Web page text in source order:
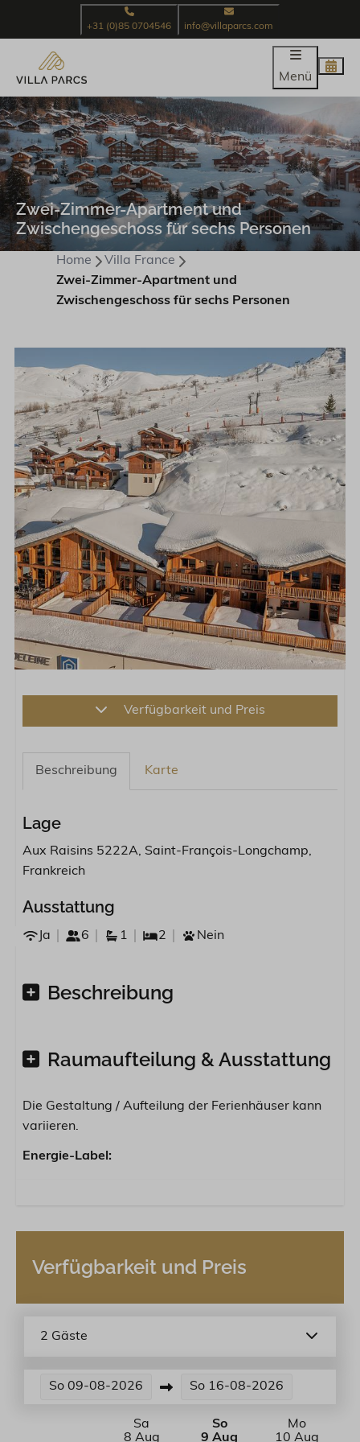
+31 (0)85 0704546 info@villaparcs.com
Menü
Zwei-Zimmer-Apartment und
Zwischengeschoss für sechs Personen
Home
Villa France
Zwei-Zimmer-Apartment und
Zwischengeschoss für sechs Personen
Verfügbarkeit und Preis
Beschreibung Karte
Lage
Aux Raisins 5222A, Saint-François-Longchamp,
Frankreich
Ausstattung
Ja 6 1 2 Nein
Beschreibung
Raumaufteilung & Ausstattung
Die Gestaltung / Aufteilung der Ferienhäuser kann
variieren.
Energie-Label:
Verfügbarkeit und Preis
2 Gäste
So 09-08-2026 So 16-08-2026
Sa
8 Aug
So
9 Aug
Mo
10 Aug